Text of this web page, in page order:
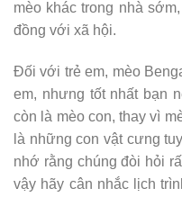
mèo khác trong nhà
đồng với xã hội.
Đối với trẻ em, mèo
em, nhưng tốt nhất bạn
còn là mèo con, thay vì
là những con vật cưng
nhớ rằng chúng đòi hỏi
vậy hãy cân nhắc lịch